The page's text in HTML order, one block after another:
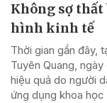
Không sợ
hình kinh tế
Thời gian gần đây,
Tuyên Quang,
hiệu quả do người
ứng dụng khoa học